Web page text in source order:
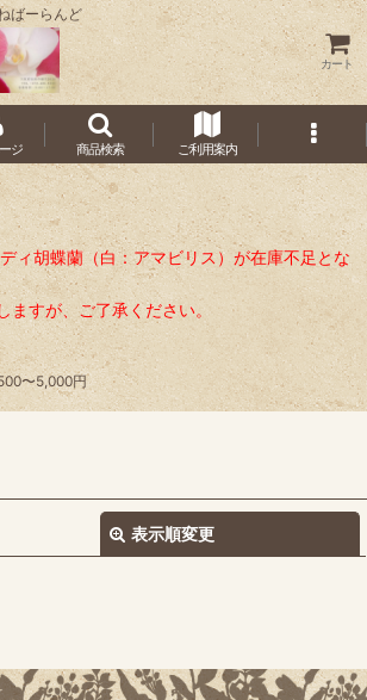
ばーらんど
カート
ジ 商品検索 ご利用案内
ィ胡蝶蘭（白：アマビリス）が在庫不足とな
ますが、ご了承ください。
〜5,000円
表示順変更